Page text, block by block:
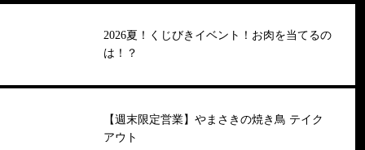
2026夏！くじびきイベント！お肉を当てるの
は！？
【週末限定営業】やまさきの焼き鳥 テイク
アウト